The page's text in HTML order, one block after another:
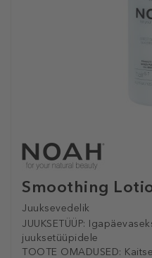
Smoothing
Juuksevedelik
JUUKSETÜÜP:
juuksetüüpidele
TOOTE OMADUSED: